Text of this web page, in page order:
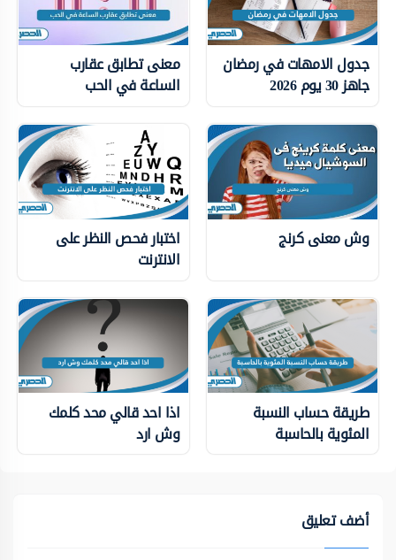
جدول الامهات في رمضان
جاهز 30 يوم 2026
معنى تطابق عقارب
الساعة في الحب
وش معنى كرنج اختبار فحص النظر على
الانترنت
طريقة حساب النسبة
المئوية بالحاسبة
اذا احد قالي محد كلمك
وش ارد
أضف تعليق